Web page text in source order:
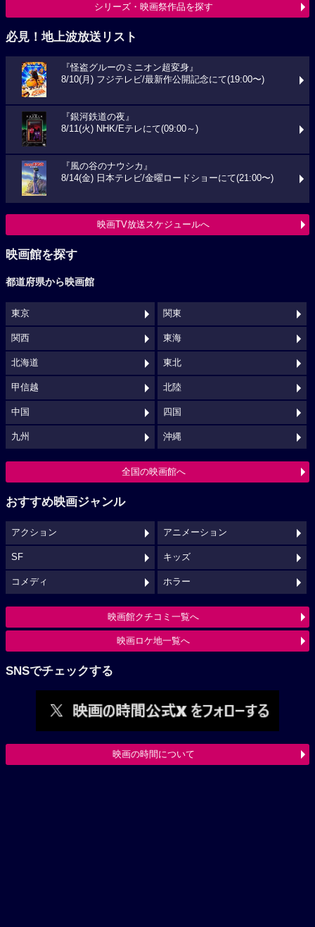
シリーズ・映画祭作品を探す
必見！地上波放送リスト
『怪盗グルーのミニオン超変身』
8/10(月) フジテレビ/最新作公開記念にて(19:00〜)
『銀河鉄道の夜』
8/11(火) NHK/Eテレにて(09:00～)
『風の谷のナウシカ』
8/14(金) 日本テレビ/金曜ロードショーにて(21:00〜)
映画TV放送スケジュールへ
映画館を探す
都道府県から映画館
東京 関東
関西 東海
北海道 東北
甲信越 北陸
中国 四国
九州 沖縄
全国の映画館へ
おすすめ映画ジャンル
アクション アニメーション
SF キッズ
コメディ ホラー
映画館クチコミ一覧へ
映画ロケ地一覧へ
SNSでチェックする
映画の時間について